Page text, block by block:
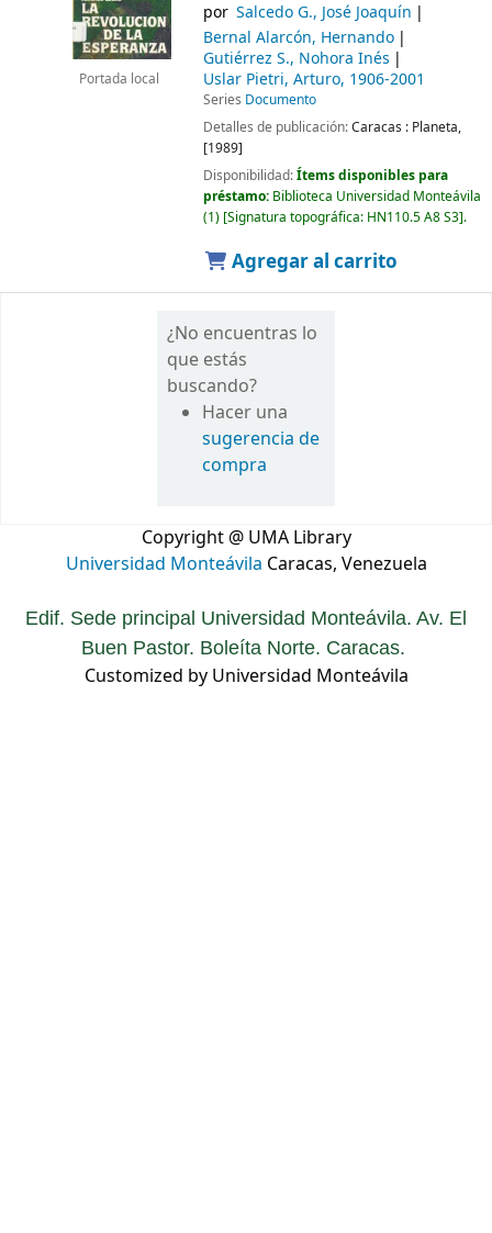
Portada local
por Salcedo G., José Joaquín
Bernal Alarcón, Hernando
Gutiérrez S., Nohora Inés
Uslar Pietri, Arturo, 1906-2001
Series Documento
Detalles de publicación:Caracas : Planeta,
[1989]
Disponibilidad:Ítems disponibles para
préstamo: Biblioteca Universidad Monteávila
(1) Signatura topográfica: HN110.5 A8 S3 .
Agregar al carrito
¿No encuentras lo
que estás
buscando?
Hacer una
sugerencia de
compra
Copyright @ UMA Library
Universidad Monteávila Caracas, Venezuela
Edif. Sede principal Universidad Monteávila. Av. El
Buen Pastor. Boleíta Norte. Caracas.
Customized by Universidad Monteávila